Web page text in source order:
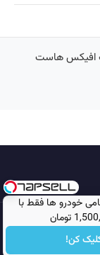
خودرو ها فقط با
تومان
کن!
افیکس هاست